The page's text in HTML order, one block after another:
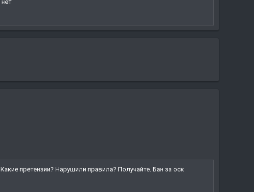
претензии? Нарушили правила? Получайте. Бан за оск